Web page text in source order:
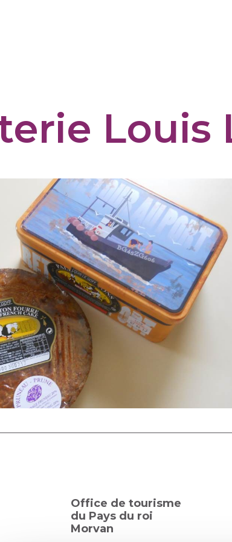
Louis
Office de tourisme
du Pays du roi
Morvan